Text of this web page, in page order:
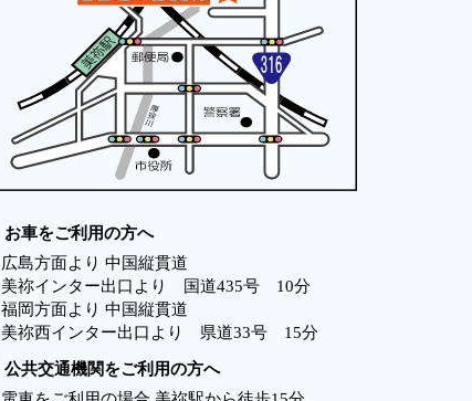
お車をご利用の方へ
広島方面より 中国縦貫道
美祢インター出口より 国道435号 10分
福岡方面より 中国縦貫道
美祢西インター出口より 県道33号 15分
公共交通機関をご利用の方へ